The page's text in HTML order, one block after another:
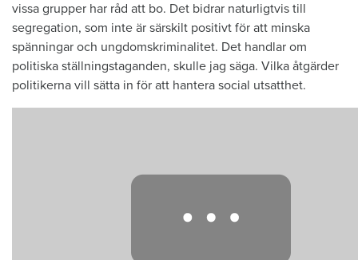
vissa grupper har råd att bo. Det bidrar naturligtvis till
segregation, som inte är särskilt positivt för att minska
spänningar och ungdomskriminalitet. Det handlar om
politiska ställningstaganden, skulle jag säga. Vilka åtgärder
politikerna vill sätta in för att hantera social utsatthet.